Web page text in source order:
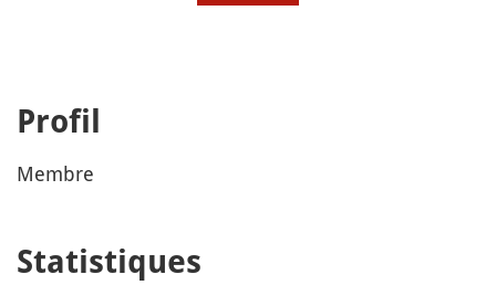
Profil
Membre
Statistiques